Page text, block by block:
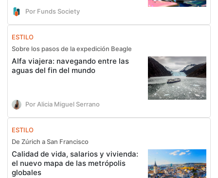
Por Funds Society
ESTILO
Sobre los pasos de la expedición Beagle
Alfa viajera: navegando entre las
aguas del fin del mundo
Por Alicia Miguel Serrano
ESTILO
De Zúrich a San Francisco
Calidad de vida, salarios y vivienda:
el nuevo mapa de las metrópolis
globales